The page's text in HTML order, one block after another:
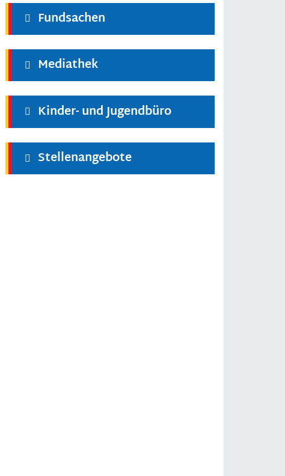
Fundsachen
Mediathek
Kinder- und Jugendbüro
Stellenangebote